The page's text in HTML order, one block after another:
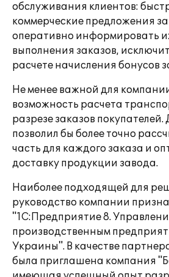
обслуживания клиентов:
коммерческие предложения
оперативно информировать
выполнения заказов,
расчете начисления бонусов
Не менее важной для
возможность расчета
разрезе заказов
позволил бы более точно
часть для каждого заказа и
доставку продукции завода.
Наиболее подходящей для
руководство компании
"1С:Предприятие 8.
производственным
Украины". В качестве
была приглашена компания